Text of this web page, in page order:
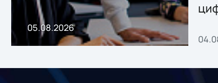
05.08.2026